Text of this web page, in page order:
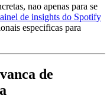
nao apenas para se
de insights do Spotify
especificas para
de